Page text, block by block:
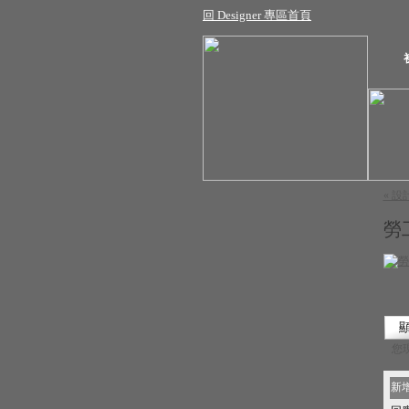
回 Designer 專區首頁
勞
新